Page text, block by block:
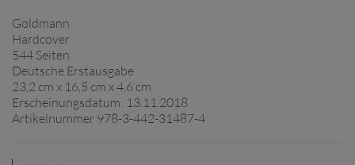
Goldmann
Hardcover
544 Seiten
Deutsche Erstausgabe
23,2 cm x 16,5 cm x 4,6 cm
Erscheinungsdatum: 13.11.2018
Artikelnummer 978-3-442-31487-4